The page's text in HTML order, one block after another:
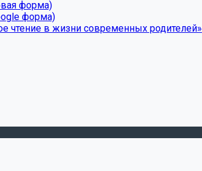
форма)
форма)
чтение в жизни современных родителей»